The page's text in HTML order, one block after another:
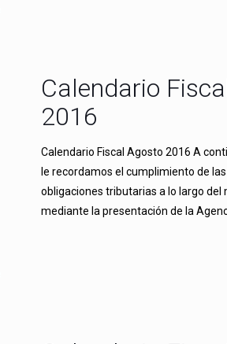
Calendario
2016
Calendario Fiscal Agosto 2016 A
le recordamos el cumplimiento de
obligaciones tributarias a lo largo del
mediante la presentación de la